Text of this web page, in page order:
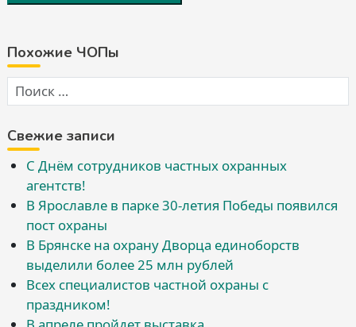
Похожие ЧОПы
Свежие записи
С Днём сотрудников частных охранных
агентств!
В Ярославле в парке 30-летия Победы появился
пост охраны
В Брянске на охрану Дворца единоборств
выделили более 25 млн рублей
Всех специалистов частной охраны с
праздником!